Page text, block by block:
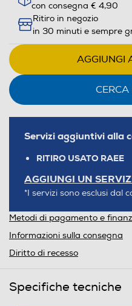
con consegna € 4,90
Ritiro in negozio
in 30 minuti e sempre
AGGIUNGI
CERCA
Servizi aggiuntivi alla
RITIRO USATO RAEE
AGGIUNGI UN
*I servizi sono esclusi dal
Metodi di pagamento e
Informazioni sulla consegna
Diritto di recesso
Specifiche tecniche